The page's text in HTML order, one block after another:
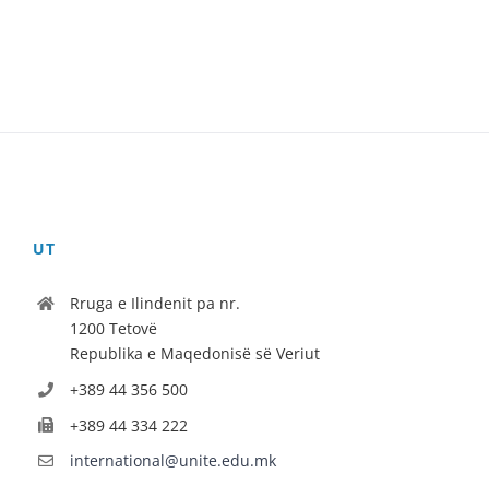
UT
Rruga e Ilindenit pa nr.
1200 Tetovë
Republika e Maqedonisë së Veriut
+389 44 356 500
+389 44 334 222
international@unite.edu.mk